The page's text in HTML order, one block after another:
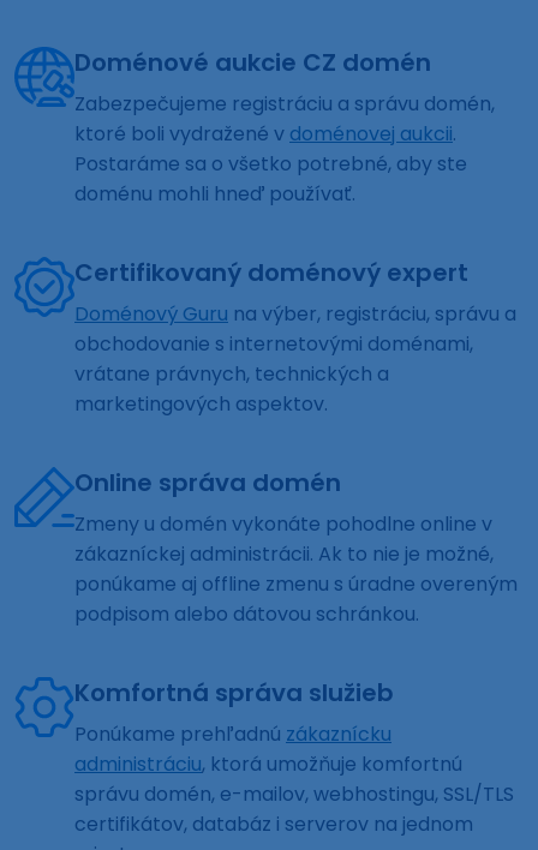
Doménové aukcie CZ domén
Zabezpečujeme registráciu a správu domén,
ktoré boli vydražené v doménovej aukcii.
Postaráme sa o všetko potrebné, aby ste
doménu mohli hneď používať.
Certifikovaný doménový expert
Doménový Guru na výber, registráciu, správu a
obchodovanie s internetovými doménami,
vrátane právnych, technických a
marketingových aspektov.
Online správa domén
Zmeny u domén vykonáte pohodlne online v
zákazníckej administrácii. Ak to nie je možné,
ponúkame aj offline zmenu s úradne overeným
podpisom alebo dátovou schránkou.
Komfortná správa služieb
Ponúkame prehľadnú zákaznícku
administráciu, ktorá umožňuje komfortnú
správu domén, e-mailov, webhostingu, SSL/TLS
certifikátov, databáz i serverov na jednom